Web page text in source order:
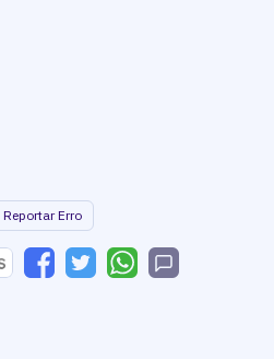
Reportar Erro